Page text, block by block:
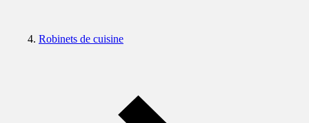
Robinets de cuisine